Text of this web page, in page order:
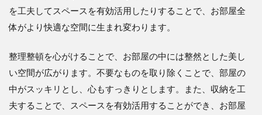
を工夫してスペースを有効活用したりすることで、お部屋全
体がより快適な空間に生まれ変わります。
整理整頓を心がけることで、お部屋の中には整然とした美し
い空間が広がります。不要なものを取り除くことで、部屋の
中がスッキリとし、心もすっきりとします。また、収納を工
夫することで、スペースを有効活用することができ、お部屋